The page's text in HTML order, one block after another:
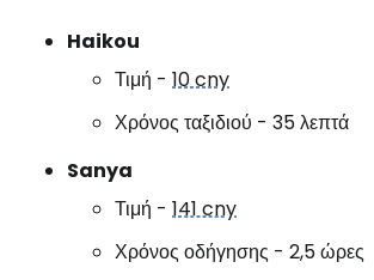
Haikou
Τιμή - 10 cny
Χρόνος ταξιδιού - 35 λεπτά
Sanya
Τιμή - 141 cny
Χρόνος οδήγησης - 2,5 ώρες